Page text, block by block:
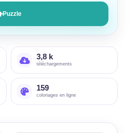
Puzzle
3,8 k
téléchargements
159
coloriages en ligne